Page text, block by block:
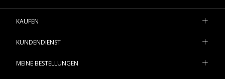
KAUFEN
KUNDENDIENST
MEINE BESTELLUNGEN